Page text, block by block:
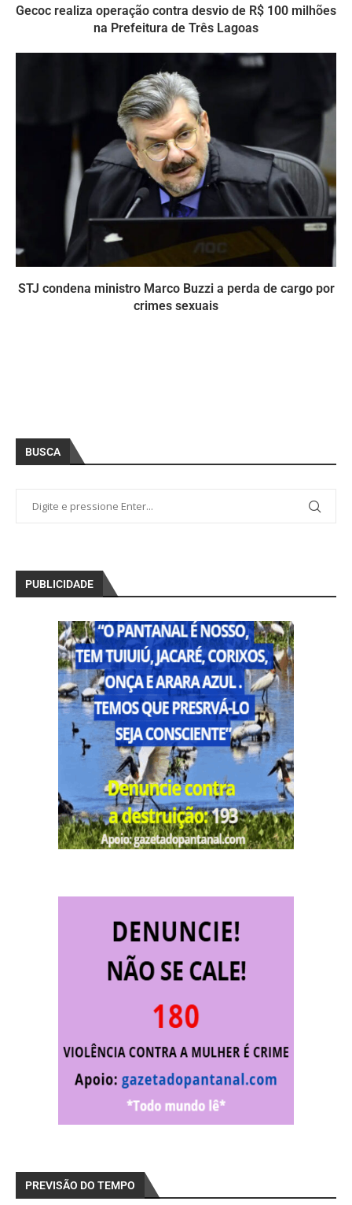
Gecoc realiza operação contra desvio de R$ 100 milhões
na Prefeitura de Três Lagoas
STJ condena ministro Marco Buzzi a perda de cargo por
crimes sexuais
BUSCA
PUBLICIDADE
PREVISÃO DO TEMPO